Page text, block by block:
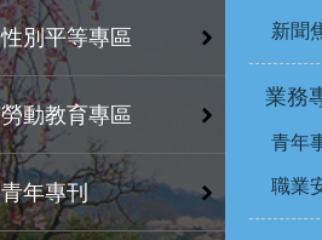
性別平等專區
勞動教育專區
青年專刊
新聞
業務
青年
職業